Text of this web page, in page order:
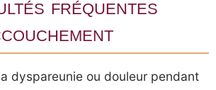
fréquentes
dyspareunie ou douleur pendant